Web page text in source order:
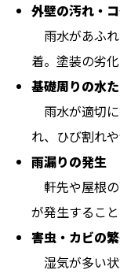
外壁の汚れ・
雨水があふ
着。塗装の劣化
基礎周りの水
雨水が適切
れ、ひび割れ
雨漏りの発生
軒先や屋根
が発生すること
害虫・カビの
湿気が多い